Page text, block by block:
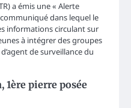
a émis une « Alerte
dans lequel le
informations circulant sur
à intégrer des groupes
de surveillance du
1ère pierre posée